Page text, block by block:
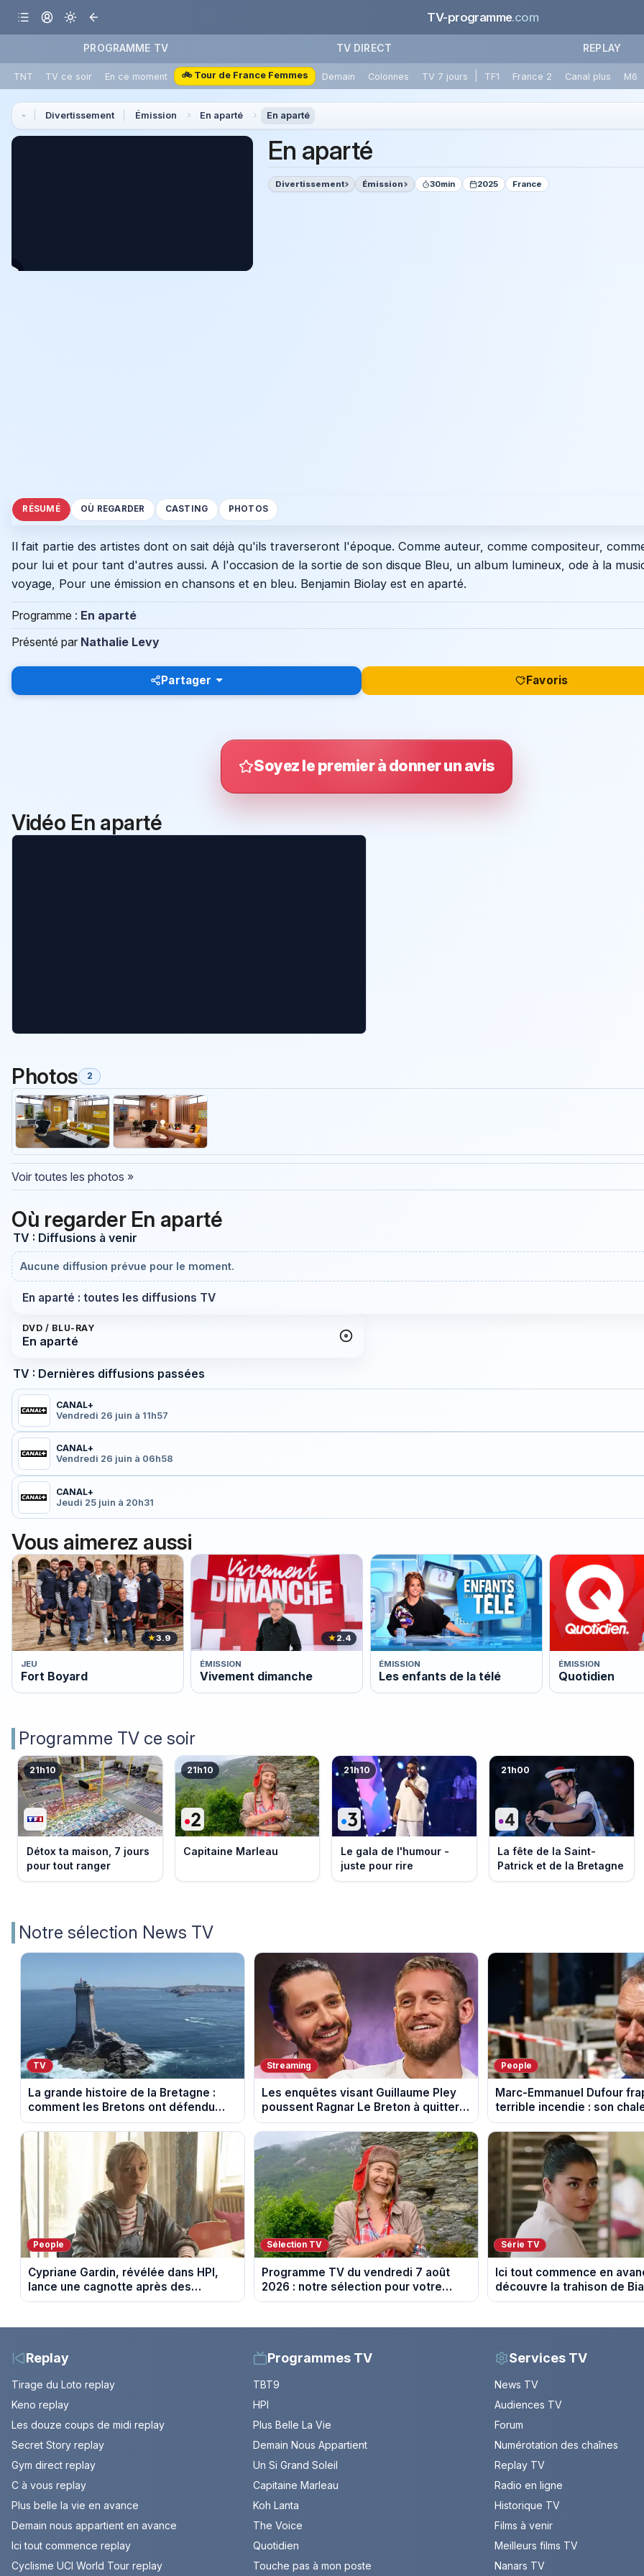
TV-programme.com
PROGRAMME TV TV DIRECT REPLAY
TNT TV ce soir En ce moment 🚲 Tour de France Femmes Demain Colonnes TV 7 jours TF1 France 2 Canal plus M6
Divertissement Émission En aparté En aparté
En aparté
Divertissement Émission 30min 2025 France
RÉSUMÉ OÙ REGARDER CASTING PHOTOS
Il fait partie des artistes dont on sait déjà qu'ils traverseront l'époque. Comme auteur, comme compositeur,
pour lui et pour tant d'autres aussi. A l'occasion de la sortie de son disque Bleu, un album lumineux, ode à la
voyage, Pour une émission en chansons et en bleu. Benjamin Biolay est en aparté.
Programme : En aparté
Présenté par Nathalie Levy
Partager Favoris
Soyez le premier à donner un avis
Vidéo En aparté
Photos 2
Voir toutes les photos »
Où regarder En aparté
TV : Diffusions à venir
Aucune diffusion prévue pour le moment.
En aparté : toutes les diffusions TV
DVD / BLU-RAY
En aparté
TV : Dernières diffusions passées
CANAL+
Vendredi 26 juin à 11h57
CANAL+
Vendredi 26 juin à 06h58
CANAL+
Jeudi 25 juin à 20h31
Vous aimerez aussi
★3.9
JEU
Fort Boyard
★2.4
ÉMISSION
Vivement dimanche
ÉMISSION
Les enfants de la télé
ÉMISSION
Quotidien
Programme TV ce soir
21h10
Détox ta maison, 7 jours
pour tout ranger
21h10
Capitaine Marleau
21h10
Le gala de l'humour -
juste pour rire
21h00
La fête de la Saint-
Patrick et de la Bretagne
Notre sélection News TV
TV
La grande histoire de la Bretagne :
comment les Bretons ont défendu
leur culture au fil des décennies
Streaming
Les enquêtes visant Guillaume Pley
poussent Ragnar Le Breton à quitter
la tournée Legend
People
Marc-Emmanuel Dufour
terrible incendie : son
fumée
People
Cypriane Gardin, révélée dans HPI,
lance une cagnotte après des
difficultés financières
Sélection TV
Programme TV du vendredi 7 août
2026 : notre sélection pour votre
soirée télé
Série TV
Ici tout commence en
découvre la trahison de
Episode du 10 août 2026
Replay
Tirage du Loto replay
Keno replay
Les douze coups de midi replay
Secret Story replay
Gym direct replay
C à vous replay
Plus belle la vie en avance
Demain nous appartient en avance
Ici tout commence replay
Cyclisme UCI World Tour replay
Programmes TV
TBT9
HPI
Plus Belle La Vie
Demain Nous Appartient
Un Si Grand Soleil
Capitaine Marleau
Koh Lanta
The Voice
Quotidien
Touche pas à mon poste
Services TV
News TV
Audiences TV
Forum
Numérotation des chaînes
Replay TV
Radio en ligne
Historique TV
Films à venir
Meilleurs films TV
Nanars TV